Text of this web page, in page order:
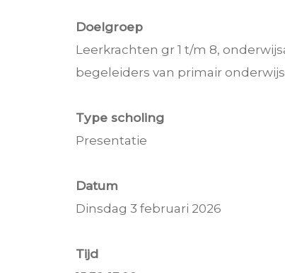
Doelgroep
Leerkrachten gr 1 t/m 8,
begeleiders van primair onderwijs
Type scholing
Presentatie
Datum
Dinsdag 3 februari 2026
Tijd